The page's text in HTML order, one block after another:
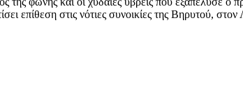
επίθεση στις νότιες συνοικίες της Βηρυτού, στον